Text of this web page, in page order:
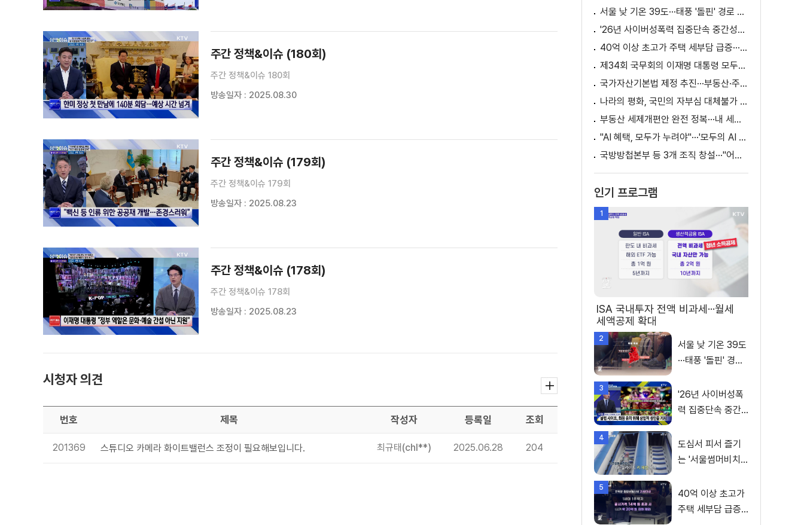
주간 정책&이슈 (180회)
주간 정책&이슈 180회
방송일자 : 2025.08.30
주간 정책&이슈 (179회)
주간 정책&이슈 179회
방송일자 : 2025.08.23
주간 정책&이슈 (178회)
주간 정책&이슈 178회
방송일자 : 2025.08.23
시청자 의견
번호 제목 작성자 등록일 조회
201369 스튜디오 카메라 화이트밸런스 조정이 필요해보입니다. 최규태 (chl**) 2025.06.28 204
서울 낮 기온 39도···태풍 '돌핀' 경로 변수
'26년 사이버성폭력 집중단속 중간성과 발표···향후 추진계획은?
40억 이상 초고가 주택 세부담 급증···실수요자 보호 강화
제34회 국무회의 이재명 대통령 모두발언
국가자산기본법 제정 추진···부동산·주식 등 통합 관리
나라의 평화, 국민의 자부심 대체불가 대한민국 이재명 대통령 모두말씀
부동산 세제개편안 완전 정복···내 세금 어떻게 달라지나? [K-정책 사용법]
"AI 혜택, 모두가 누려야"···'모두의 AI 성장사다리' 출범
국방방첩본부 등 3개 조직 창설···"어두운 방첩사 결별"
인기 프로그램
1
ISA 국내투자 전액 비과세···월세
세액공제 확대
2
서울 낮 기온 39도
···태풍 '돌핀' 경로
3
'26년 사이버성폭
력 집중단속 중간
진계획은?
4
도심서 피서 즐기
는 '서울썸머비치'
5
40억 이상 초고가
주택 세부담 급증···